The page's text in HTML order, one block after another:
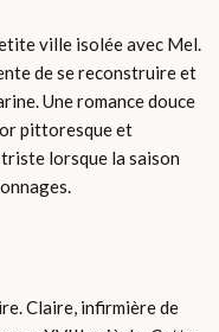
ville isolée avec Mel.
de se reconstruire et
Une romance douce
pittoresque et
lorsque la saison
Claire, infirmière de